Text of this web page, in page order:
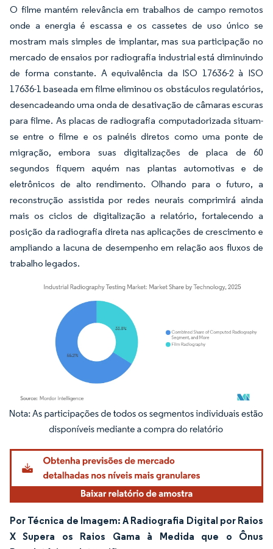
O filme mantém relevância em trabalhos de campo remotos
onde a energia é escassa e os cassetes de uso único se
mostram mais simples de implantar, mas sua participação no
mercado de ensaios por radiografia industrial está diminuindo
de forma constante. A equivalência da ISO 17636-2 à ISO
17636-1 baseada em filme eliminou os obstáculos regulatórios,
desencadeando uma onda de desativação de câmaras escuras
para filme. As placas de radiografia computadorizada situam-
se entre o filme e os painéis diretos como uma ponte de
migração, embora suas digitalizações de placa de 60
segundos fiquem aquém nas plantas automotivas e de
eletrônicos de alto rendimento. Olhando para o futuro, a
reconstrução assistida por redes neurais comprimirá ainda
mais os ciclos de digitalização a relatório, fortalecendo a
posição da radiografia direta nas aplicações de crescimento e
ampliando a lacuna de desempenho em relação aos fluxos de
trabalho legados.
Imagem © Mordor Intelligence. O reuso requer atribuição conforme CC BY 4.0.
Por Técnica de Imagem: A Radiografia Digital por Raios
X Supera os Raios Gama à Medida que o Ônus